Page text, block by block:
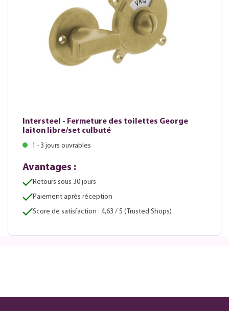
Intersteel - Fermeture des toilettes George
laiton libre/set culbuté
1 - 3 jours ouvrables
Avantages :
Retours sous 30 jours
Paiement après réception
Score de satisfaction : 4,63 / 5 (Trusted Shops)